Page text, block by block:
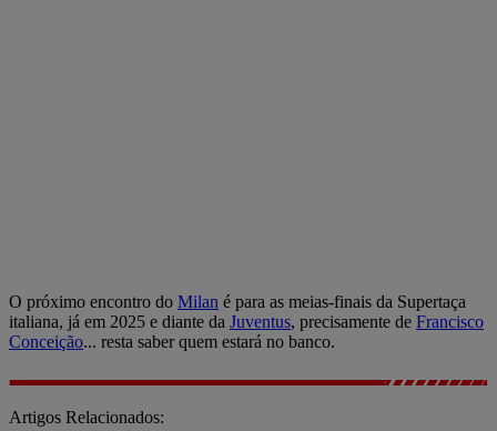
O próximo encontro do Milan é para as meias-finais da Supertaça
italiana, já em 2025 e diante da Juventus, precisamente de Francisco
Conceição... resta saber quem estará no banco.
Artigos Relacionados: